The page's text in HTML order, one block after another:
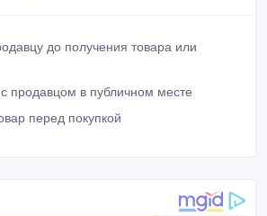
до получения товара или
с продавцом в публичном месте
перед покупкой